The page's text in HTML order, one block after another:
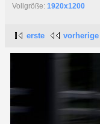
Vollgröße: 1920x1200
erste vorherige